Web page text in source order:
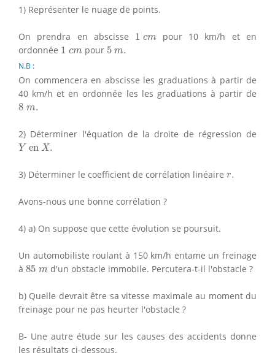
1) Représenter le nuage de points.
On prendra en abscisse 1 cm
1 cmpour 10 km/h et en
ordonnée 1 cm
1 cmpour 5 m.
5m
N.B :
On commencera en abscisse les graduations à partir de
40 km/h et en ordonnée les les graduations à partir de
8 m.
8 m
2) Déterminer l'équation de la droite de régression de
Y en X.
Yen X.
3) Déterminer le coefficient de corrélation linéaire r.
r
Avons-nous une bonne corrélation ?
4) a) On suppose que cette évolution se poursuit.
Un automobiliste roulant à 150 km/h entame un freinage
à 85 m
85 md'un obstacle immobile. Percutera-t-il l'obstacle ?
b) Quelle devrait être sa vitesse maximale au moment du
freinage pour ne pas heurter l'obstacle ?
B- Une autre étude sur les causes des accidents donne
les résultats ci-dessous.